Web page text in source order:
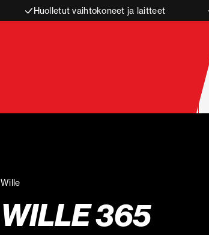
Huolletut vaihtokoneet ja laitteet
Wille
WILLE 365